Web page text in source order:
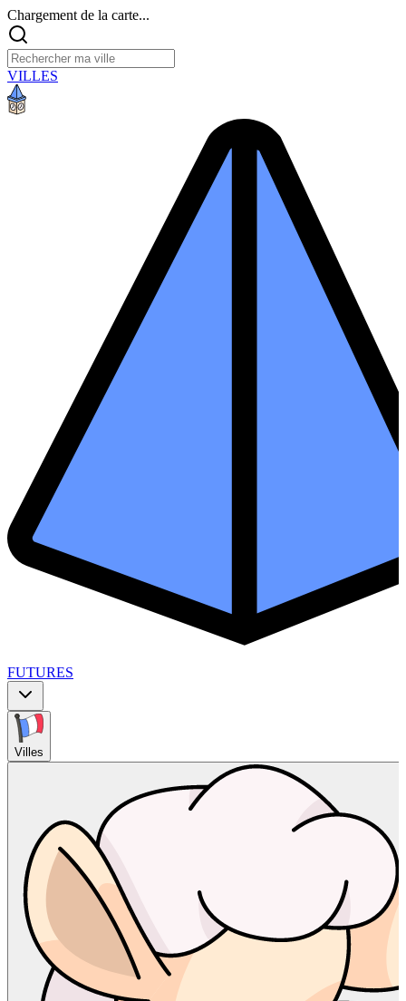
Chargement de la carte...
VILLES
FUTURES
Villes